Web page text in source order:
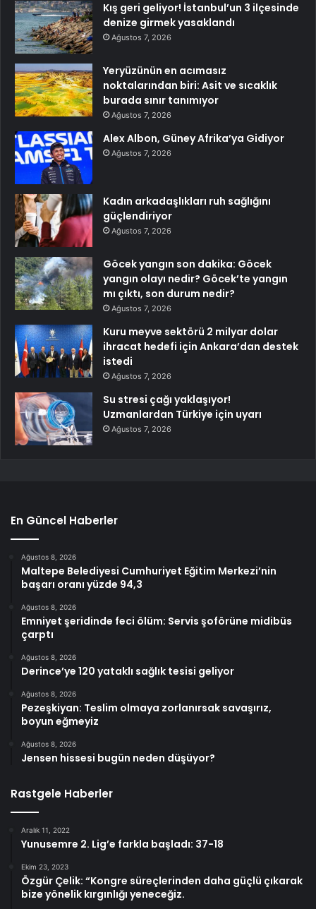
Kış geri geliyor! İstanbul’un 3 ilçesinde
denize girmek yasaklandı
Ağustos 7, 2026
Yeryüzünün en acımasız
noktalarından biri: Asit ve sıcaklık
burada sınır tanımıyor
Ağustos 7, 2026
Alex Albon, Güney Afrika’ya Gidiyor
Ağustos 7, 2026
Kadın arkadaşlıkları ruh sağlığını
güçlendiriyor
Ağustos 7, 2026
Göcek yangın son dakika: Göcek
yangın olayı nedir? Göcek’te yangın
mı çıktı, son durum nedir?
Ağustos 7, 2026
Kuru meyve sektörü 2 milyar dolar
ihracat hedefi için Ankara’dan destek
istedi
Ağustos 7, 2026
Su stresi çağı yaklaşıyor!
Uzmanlardan Türkiye için uyarı
Ağustos 7, 2026
En Güncel Haberler
Ağustos 8, 2026
Maltepe Belediyesi Cumhuriyet Eğitim Merkezi’nin
başarı oranı yüzde 94,3
Ağustos 8, 2026
Emniyet şeridinde feci ölüm: Servis şoförüne midibüs
çarptı
Ağustos 8, 2026
Derince’ye 120 yataklı sağlık tesisi geliyor
Ağustos 8, 2026
Pezeşkiyan: Teslim olmaya zorlanırsak savaşırız,
boyun eğmeyiz
Ağustos 8, 2026
Jensen hissesi bugün neden düşüyor?
Rastgele Haberler
Aralık 11, 2022
Yunusemre 2. Lig’e farkla başladı: 37-18
Ekim 23, 2023
Özgür Çelik: “Kongre süreçlerinden daha güçlü çıkarak
bize yönelik kırgınlığı yeneceğiz.